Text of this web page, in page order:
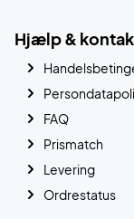
Hjælp &
FAQ
Prismatch
Levering
Ordrestatus